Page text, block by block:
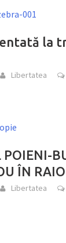
la
Libertatea
POIENI-
ÎN
Libertatea